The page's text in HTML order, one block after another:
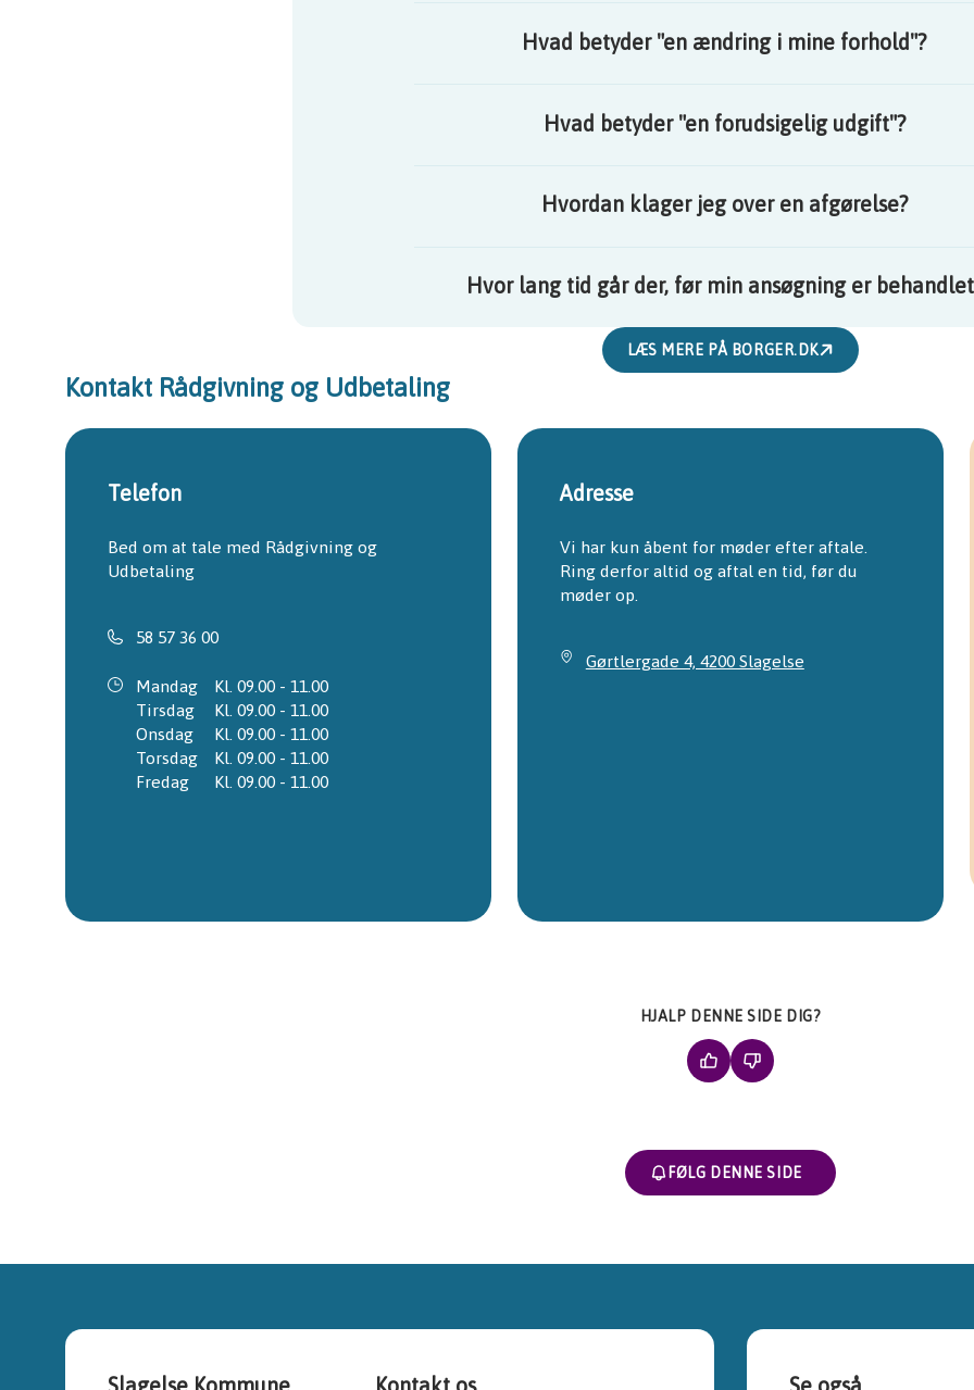
Hvad betyder "en ændring i mine forhold"?
Hvad betyder "en forudsigelig udgift"?
Hvordan klager jeg over en afgørelse?
Hvor lang tid går der, før min ansøgning er
LÆS MERE PÅ BORGER.DK
Kontakt Rådgivning og Udbetaling
Telefon
Bed om at tale med Rådgivning og
Udbetaling
58 57 36 00
Mandag
Kl. 09.00 - 11.00
Tirsdag
Kl. 09.00 - 11.00
Onsdag
Kl. 09.00 - 11.00
Torsdag
Kl. 09.00 - 11.00
Fredag
Kl. 09.00 - 11.00
Adresse
Vi har kun åbent for møder efter aftale.
Ring derfor altid og aftal en tid, før du
møder op.
Gørtlergade 4, 4200 Slagelse
HJALP DENNE SIDE DIG?
FØLG DENNE SIDE